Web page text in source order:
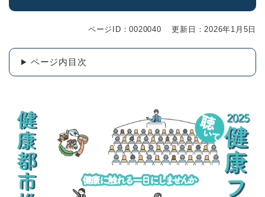
ページID：0020040 更新日：2026年1月5日
ページ内目次